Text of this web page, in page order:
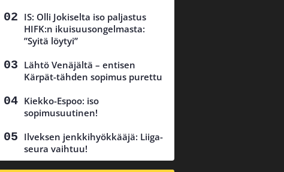
IS: Olli Jokiselta iso paljastus
HIFK:n ikuisuusongelmasta:
”Syitä löytyi”
Lähtö Venäjältä – entisen
Kärpät-tähden sopimus purettu
Kiekko-Espoo: iso
sopimusuutinen!
Ilveksen jenkkihyökkääjä: Liiga-
seura vaihtuu!